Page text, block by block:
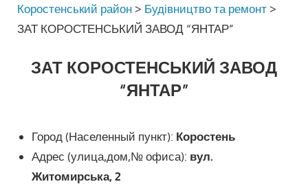
Коростенський район > Будівництво та ремонт >
ЗАТ КОРОСТЕНСЬКИЙ ЗАВОД “ЯНТАР”
ЗАТ КОРОСТЕНСЬКИЙ ЗАВОД
“ЯНТАР”
Город (Населенный пункт): Коростень
Адрес (улица,дом,№ офиса): вул.
Житомирська, 2